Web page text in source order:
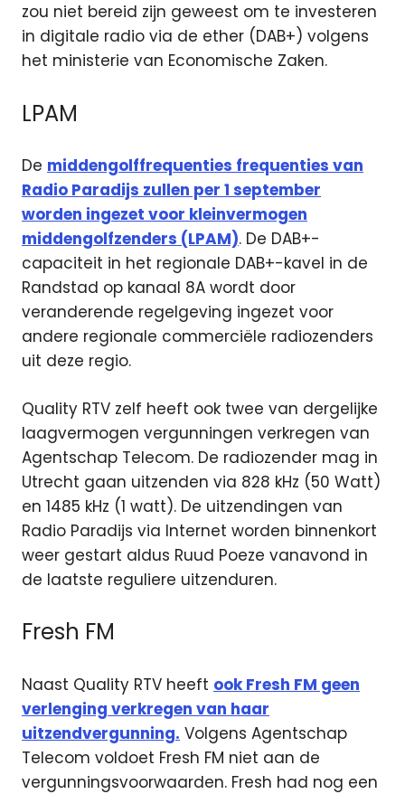
zou niet bereid zijn geweest om te investeren
in digitale radio via de ether (DAB+) volgens
het ministerie van Economische Zaken.
LPAM
De middengolffrequenties frequenties van
Radio Paradijs zullen per 1 september
worden ingezet voor kleinvermogen
middengolfzenders (LPAM). De DAB+-
capaciteit in het regionale DAB+-kavel in de
Randstad op kanaal 8A wordt door
veranderende regelgeving ingezet voor
andere regionale commerciële radiozenders
uit deze regio.
Quality RTV zelf heeft ook twee van dergelijke
laagvermogen vergunningen verkregen van
Agentschap Telecom. De radiozender mag in
Utrecht gaan uitzenden via 828 kHz (50 Watt)
en 1485 kHz (1 watt). De uitzendingen van
Radio Paradijs via Internet worden binnenkort
weer gestart aldus Ruud Poeze vanavond in
de laatste reguliere uitzenduren.
Fresh FM
Naast Quality RTV heeft ook Fresh FM geen
verlenging verkregen van haar
uitzendvergunning. Volgens Agentschap
Telecom voldoet Fresh FM niet aan de
vergunningsvoorwaarden. Fresh had nog een